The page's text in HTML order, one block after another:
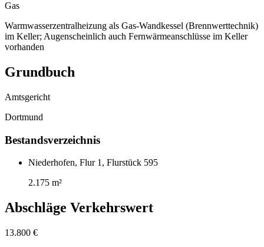
Gas
Warmwasserzentralheizung als Gas-Wandkessel (Brennwerttechnik)
im Keller; Augenscheinlich auch Fernwärmeanschlüsse im Keller
vorhanden
Grundbuch
Amtsgericht
Dortmund
Bestandsverzeichnis
Niederhofen, Flur 1, Flurstück 595
2.175 m²
Abschläge Verkehrswert
13.800 €